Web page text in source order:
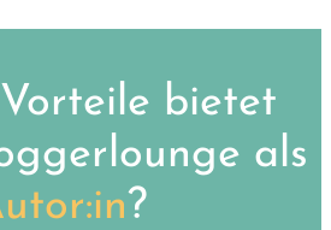
bietet
als
?